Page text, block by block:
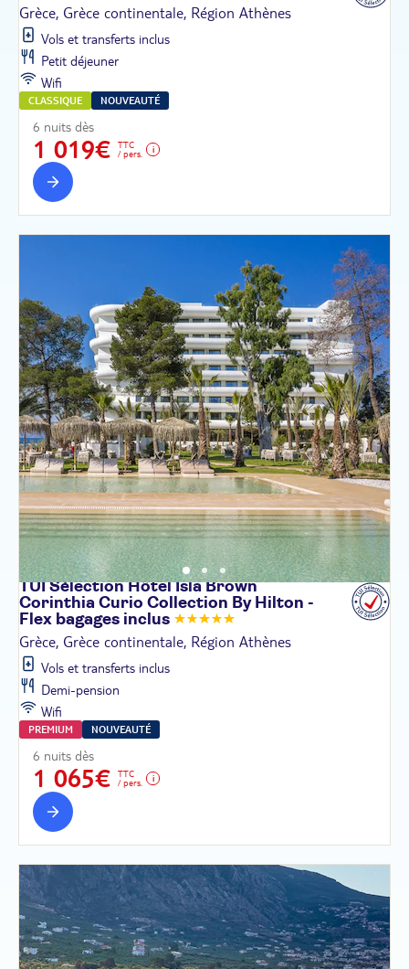
Grèce, Grèce continentale, Région Athènes
Vols et transferts inclus
Petit déjeuner
Wifi
CLASSIQUE NOUVEAUTÉ
6 nuits dès
1 019€
TTC
/ pers.
TUI Sélection Hôtel Isla Brown
Corinthia Curio Collection By Hilton -
Flex bagages inclus
Grèce, Grèce continentale, Région Athènes
Vols et transferts inclus
Demi-pension
Wifi
PREMIUM NOUVEAUTÉ
6 nuits dès
1 065€
TTC
/ pers.